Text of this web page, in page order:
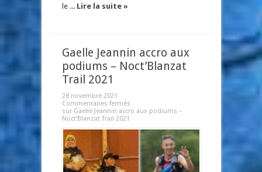
le ... Lire la suite »
Gaelle Jeannin accro aux
podiums – Noct’Blanzat
Trail 2021
28 novembre 2021
Commentaires fermés
sur Gaelle Jeannin accro aux podiums –
Noct’Blanzat Trail 2021